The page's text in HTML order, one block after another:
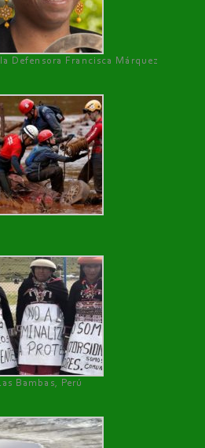
Defensora Francisca Márquez
Bambas, Perú